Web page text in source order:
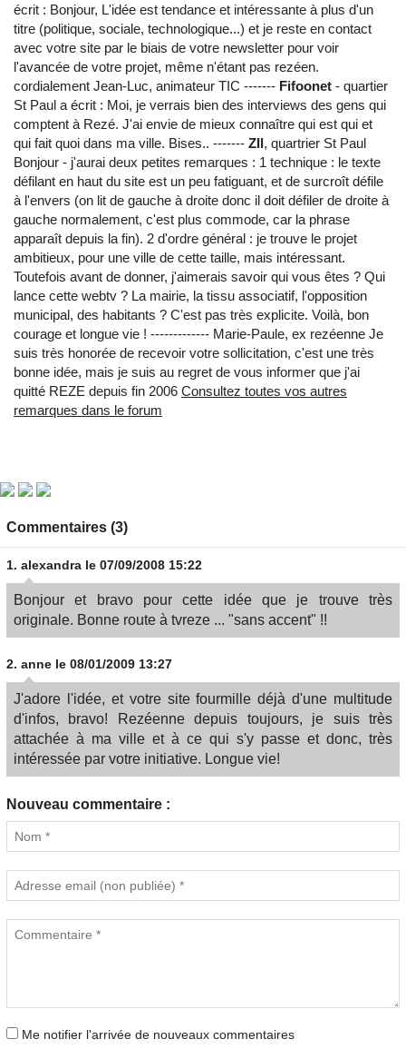
écrit : Bonjour, L'idée est tendance et intéressante à plus d'un
titre (politique, sociale, technologique...) et je reste en contact
avec votre site par le biais de votre newsletter pour voir
l'avancée de votre projet, même n'étant pas rezéen.
cordialement Jean-Luc, animateur TIC ------- Fifoonet - quartier
St Paul a écrit : Moi, je verrais bien des interviews des gens qui
comptent à Rezé. J'ai envie de mieux connaître qui est qui et
qui fait quoi dans ma ville. Bises.. ------- ZIl, quartrier St Paul
Bonjour - j'aurai deux petites remarques : 1 technique : le texte
défilant en haut du site est un peu fatiguant, et de surcroît défile
à l'envers (on lit de gauche à droite donc il doit défiler de droite à
gauche normalement, c'est plus commode, car la phrase
apparaît depuis la fin). 2 d'ordre général : je trouve le projet
ambitieux, pour une ville de cette taille, mais intéressant.
Toutefois avant de donner, j'aimerais savoir qui vous êtes ? Qui
lance cette webtv ? La mairie, la tissu associatif, l'opposition
municipal, des habitants ? C'est pas très explicite. Voilà, bon
courage et longue vie ! ------------- Marie-Paule, ex rezéenne Je
suis très honorée de recevoir votre sollicitation, c'est une très
bonne idée, mais je suis au regret de vous informer que j'ai
quitté REZE depuis fin 2006 Consultez toutes vos autres
remarques dans le forum
Commentaires (3)
1. alexandra le 07/09/2008 15:22
Bonjour et bravo pour cette idée que je trouve très
originale. Bonne route à tvreze ... "sans accent" !!
2. anne le 08/01/2009 13:27
J'adore l'idée, et votre site fourmille déjà d'une multitude
d'infos, bravo! Rezéenne depuis toujours, je suis très
attachée à ma ville et à ce qui s'y passe et donc, très
intéressée par votre initiative. Longue vie!
Nouveau commentaire :
Me notifier l'arrivée de nouveaux commentaires